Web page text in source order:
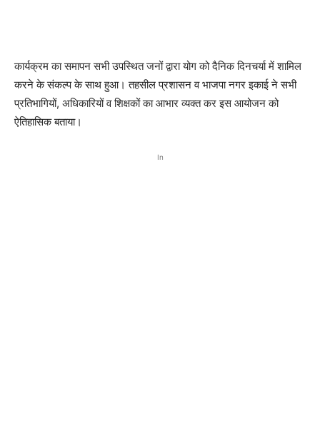
कार्यक्रम का समापन सभी उपस्थित जनों द्वारा योग को दैनिक दिनचर्या में शामिल
करने के संकल्प के साथ हुआ। तहसील प्रशासन व भाजपा नगर इकाई ने सभी
प्रतिभागियों, अधिकारियों व शिक्षकों का आभार व्यक्त कर इस आयोजन को
ऐतिहासिक बताया।
In